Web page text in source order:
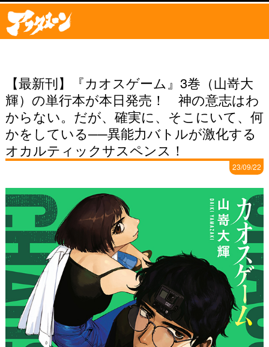
【最新刊】『カオスゲーム』3巻（山嵜大
輝）の単行本が本日発売！ 神の意志はわ
からない。だが、確実に、そこにいて、何
かをしている──異能力バトルが激化する
オカルティックサスペンス！
23/09/22